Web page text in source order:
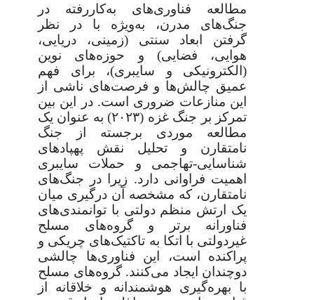
مطالعه فناوری‌های به‌کاررفته در
جنگ‌های مدرن، به‌ویژه با در نظر
گرفتن ابعاد سنتی (زمینی، دریایی،
هوایی، فضایی) و حوزه‌های نوین
(الکترونیکی و سایبری)، برای فهم
عمیق چالش‌ها و فرصت‌های ناشی از
این منازعات ضروری است. در این بین
تمرکز بر جنگ غزه (۲۰۲۳) به عنوان یک
مطالعه موردی برجسته از جنگ
نامتقارن و تحلیل نقش پهپادهای
شناسایی-تهاجمی و حملات سایبری
اهمیت فراوانی دارد. زیرا در جنگ‌های
نامتقارن، که مشخصه آن درگیری میان
یک ارتش منظم دولتی با توانمندی‌های
فناورانه برتر و گروه‌های مسلح
غیردولتی با اتکا به تاکتیک‌های چریکی و
پراکنده است، این فناوری‌ها چالشی
دوچندان ایجاد می‌کنند. گروه‌های مسلح
با بهره‌گیری هوشمندانه و خلاقانه از